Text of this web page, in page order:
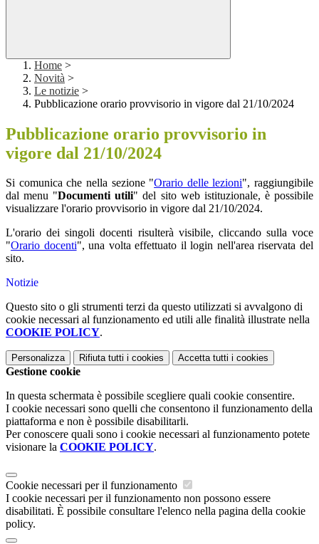
Home >
Novità >
Le notizie >
Pubblicazione orario provvisorio in vigore dal 21/10/2024
Pubblicazione orario provvisorio in
vigore dal 21/10/2024
Si comunica che nella sezione "Orario delle lezioni", raggiungibile
dal menu "Documenti utili" del sito web istituzionale, è possibile
visualizzare l'orario provvisorio in vigore dal 21/10/2024.
L'orario dei singoli docenti risulterà visibile, cliccando sulla voce
"Orario docenti", una volta effettuato il login nell'area riservata del
sito.
Notizie
Questo sito o gli strumenti terzi da questo utilizzati si avvalgono di
cookie necessari al funzionamento ed utili alle finalità illustrate nella
COOKIE POLICY.
Personalizza Rifiuta tutti i cookies Accetta tutti i cookies
Gestione cookie
In questa schermata è possibile scegliere quali cookie consentire.
I cookie necessari sono quelli che consentono il funzionamento della
piattaforma e non è possibile disabilitarli.
Per conoscere quali sono i cookie necessari al funzionamento potete
visionare la COOKIE POLICY.
Cookie necessari per il funzionamento
I cookie necessari per il funzionamento non possono essere
disabilitati. È possibile consultare l'elenco nella pagina della cookie
policy.